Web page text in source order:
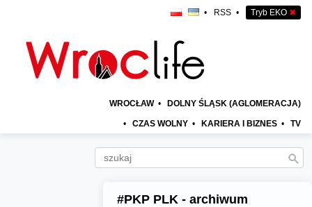
• RSS • Tryb EKO ✖
WROCŁAW • DOLNY ŚLĄSK (AGLOMERACJA)
• CZAS WOLNY • KARIERA I BIZNES • TV
#PKP PLK - archiwum